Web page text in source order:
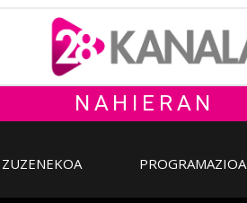
NAHIERAN
ZUZENEKOA PROGRAMAZIOA